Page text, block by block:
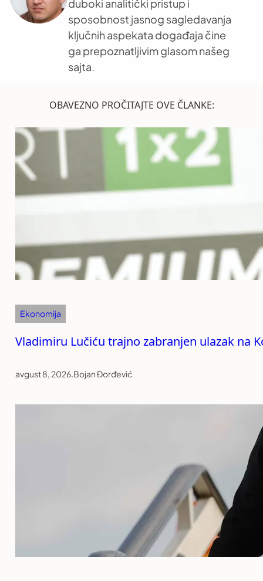
duboki analitički pristup i
sposobnost jasnog sagledavanja
ključnih aspekata događaja čine
ga prepoznatljivim glasom našeg
sajta.
OBAVEZNO PROČITAJTE OVE ČLANKE:
Ekonomija
Vladimiru Lučiću trajno zabranjen ulazak na
avgust 8, 2026.Bojan Đorđević